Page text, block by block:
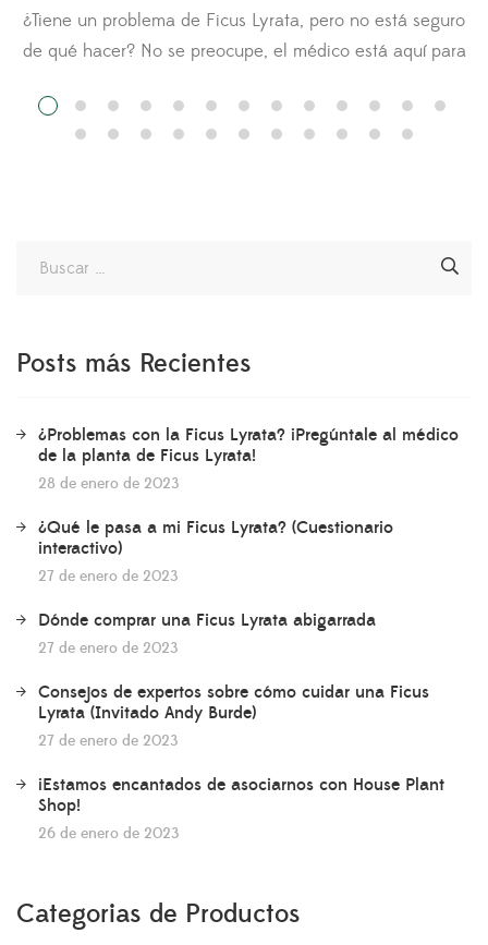
¿Tiene un problema de Ficus Lyrata, pero no está seguro
de qué hacer? No se preocupe, el médico está aquí para
y cargue fotos de su planta para obtener
recomendaciones. Otros miembros del Fiddle Leaf Fig
Posts más Recientes
¿Problemas con la Ficus Lyrata? ¡Pregúntale al médico
de la planta de Ficus Lyrata!
28 de enero de 2023
¿Qué le pasa a mi Ficus Lyrata? (Cuestionario
interactivo)
27 de enero de 2023
Dónde comprar una Ficus Lyrata abigarrada
27 de enero de 2023
Consejos de expertos sobre cómo cuidar una Ficus
Lyrata (Invitado Andy Burde)
27 de enero de 2023
¡Estamos encantados de asociarnos con House Plant
Shop!
26 de enero de 2023
Categorias de Productos